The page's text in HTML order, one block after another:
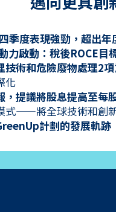
季度表現強勁，超出
力啟動：稅後ROCE目
技術和危險廢物處理2
化
提議將股息提高至每
式——將全球技術和創
計劃的發展軌跡